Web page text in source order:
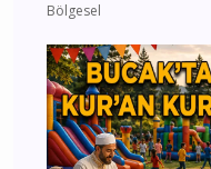
Bölgesel